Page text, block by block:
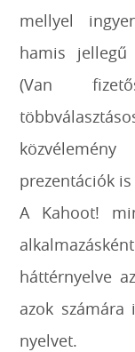
mellyel
hamis jellegű
(Van
prezentációk
A Kahoot!
háttérnyelve
azok számára
nyelvet.